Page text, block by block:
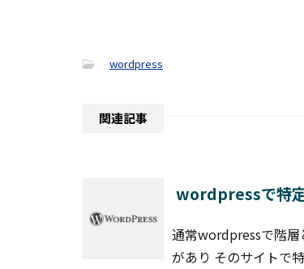
- wordpress
関連記事
wordpressで特定
通常wordpressで階層
があり そのサイトで